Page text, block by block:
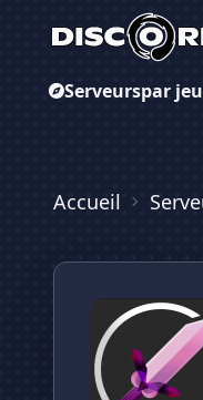
Serveurspar
Accueil